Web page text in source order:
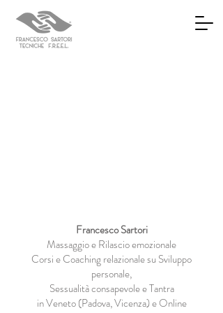
Francesco Sartori
Massaggio e Rilascio emozionale
Corsi e Coaching relazionale su Sviluppo
personale,
Sessualità consapevole e Tantra
in Veneto (Padova, Vicenza) e Online